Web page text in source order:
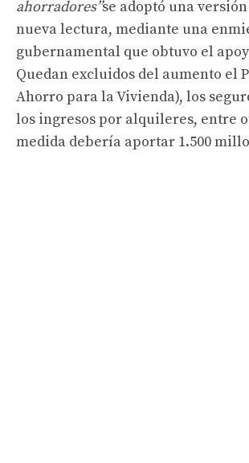
ahorradores”se adoptó una
nueva lectura, mediante una
gubernamental que obtuvo el
Quedan excluidos del aumento el
Ahorro para la Vivienda), los
los ingresos por alquileres, entre
medida debería aportar 1.500